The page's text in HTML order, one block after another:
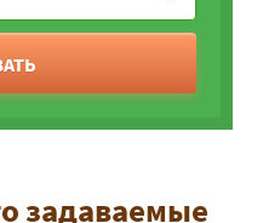
задаваемые